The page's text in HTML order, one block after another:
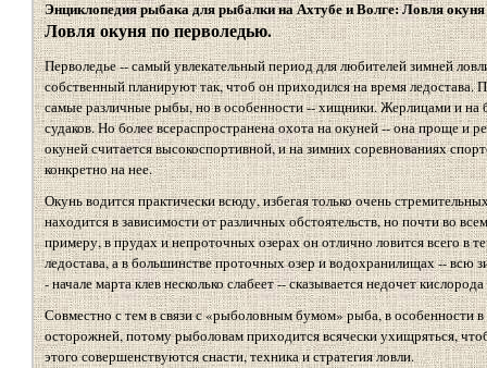
Энциклопедия рыбака для рыбалки на Ахтубе и Волге: Ловля
Ловля окуня по перволедью.
Перволедье -- самый увлекательный период для любителей зимней
собственный планируют так, чтоб он приходился на время
самые различные рыбы, но в особенности -- хищники. Жерлицами и на
судаков. Но более всераспространена охота на окуней -- она проще и
окуней считается высокоспортивной, и на зимних соревнованиях
конкретно на нее.
Окунь водится практически всюду, избегая только очень
находится в зависимости от различных обстоятельств, но почти во
примеру, в прудах и непроточных озерах он отлично ловится всего в
ледостава, а в большинстве проточных озер и водохранилищах -- всю
- начале марта клев несколько слабеет -- сказывается недочет
Совместно с тем в связи с «рыболовным бумом» рыба, в особенности
осторожней, потому рыболовам приходится всячески ухищряться,
этого совершенствуются снасти, техника и стратегия ловли.